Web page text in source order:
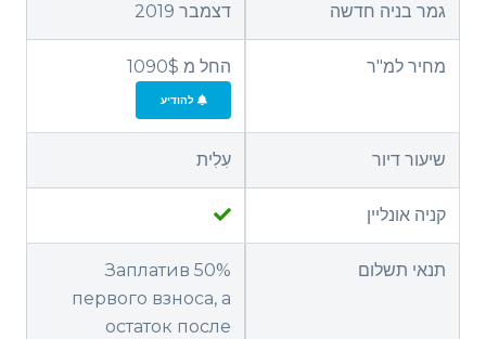
גמר בניה חדשה דצמבר 2019
מחיר למ"ר החל מ 1090$
להודיע
שיעור דיור עִלִית
קניה אונליין
תנאי תשלום
Заплатив 50%
первого взноса, а
остаток после